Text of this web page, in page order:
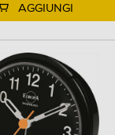
AGGIUNGI